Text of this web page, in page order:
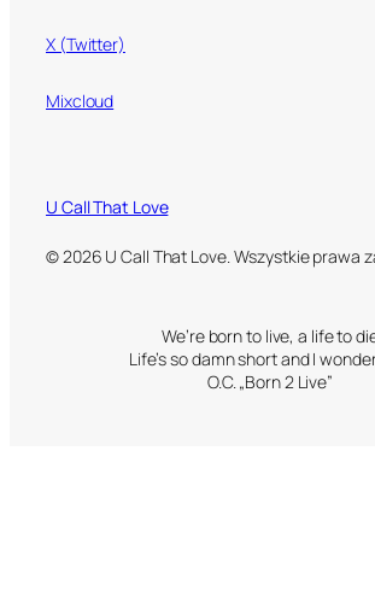
X (Twitter)
Mixcloud
U Call That Love
© 2026 U Call That Love. Wszystkie prawa
We’re born to live, a life to
Life’s so damn short and I
O.C. „Born 2 Live”